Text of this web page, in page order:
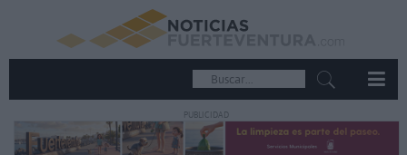
PUBLICIDAD